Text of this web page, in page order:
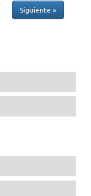
Siguiente »